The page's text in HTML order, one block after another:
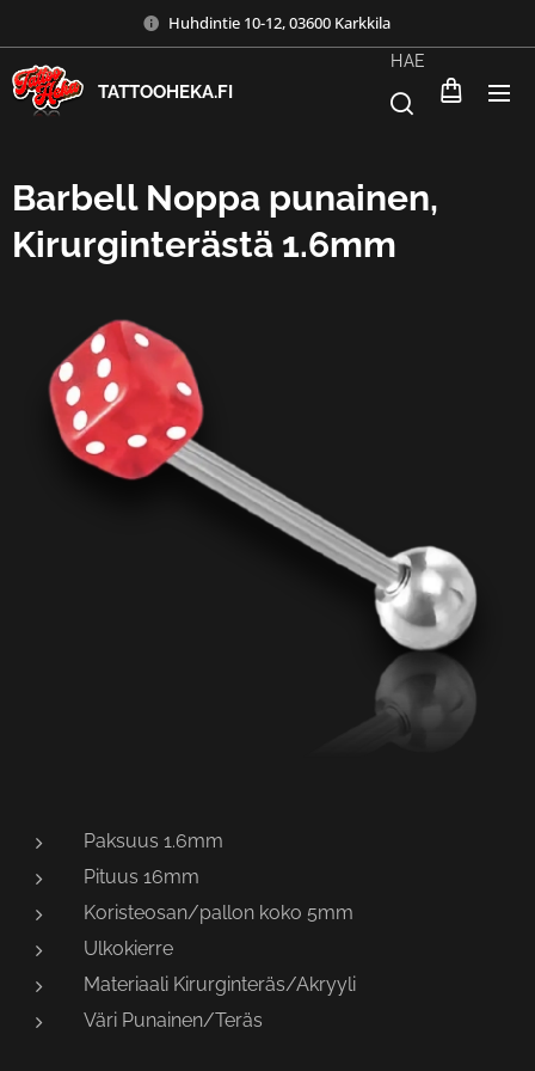
Huhdintie 10-12, 03600 Karkkila
TATTOOHEKA.FI
HAE
Barbell Noppa punainen,
Kirurginterästä 1.6mm
Paksuus 1.6mm
Pituus 16mm
Koristeosan/pallon koko 5mm
Ulkokierre
Materiaali Kirurginteräs/Akryyli
Väri Punainen/Teräs